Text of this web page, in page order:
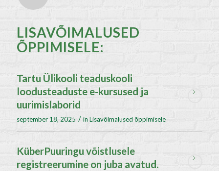
LISAVÕIMALUSED
ÕPPIMISELE:
Tartu Ülikooli teaduskooli
loodusteaduste e-kursused ja
uurimislaborid
september 18, 2025 / in Lisavõimalused õppimisele
KüberPuuringu võistlusele
registreerumine on juba avatud.